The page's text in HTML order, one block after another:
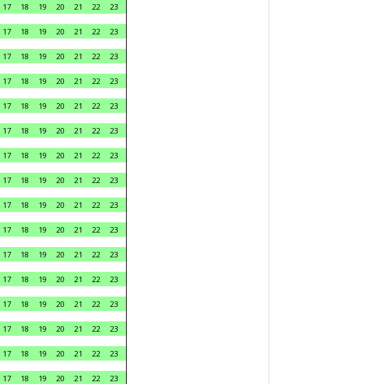
17 18 19 20 21 22
23
17 18 19 20 21 22
23
17 18 19 20 21 22
23
17 18 19 20 21 22
23
17 18 19 20 21 22
23
17 18 19 20 21 22
23
17 18 19 20 21 22
23
17 18 19 20 21 22
23
17 18 19 20 21 22
23
17 18 19 20 21 22
23
17 18 19 20 21 22
23
17 18 19 20 21 22
23
17 18 19 20 21 22
23
17 18 19 20 21 22
23
17 18 19 20 21 22
23
17 18 19 20 21 22
23